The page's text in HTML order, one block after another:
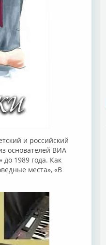
и российский
основателей ВИА
до 1989 года. Как
места», «В